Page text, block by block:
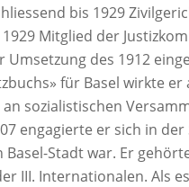
bis 1929
Mitglied der
Umsetzung des 1912
für Basel wirkte
sozialistischen
engagierte er sich in der
Stadt war. Er
III. Internationalen. Als